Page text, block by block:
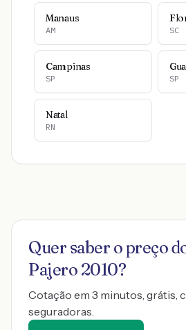
Manaus
AM SC
Campinas
SP SP
Natal
RN
Quer saber o preço
Pajero 2010?
Cotação em 3 minutos, grátis,
seguradoras.